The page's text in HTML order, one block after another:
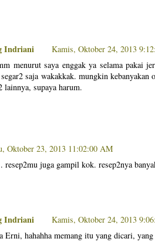
Indriani
Kamis, Oktober 24, 2013
menurut saya enggak ya selama pakai
saja wakakkak. mungkin kebanyakan
lainnya, supaya harum.
Oktober 23, 2013 11:02:00 AM
resep2mu juga gampil kok. resep2nya
Indriani
Kamis, Oktober 24, 2013
Erni, hahahha memang itu yang dicari,